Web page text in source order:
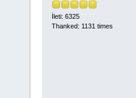
İleti: 6325
Thanked: 1131 times